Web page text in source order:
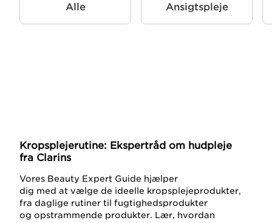
Alle Ansigtspleje
Kropsplejerutine: Ekspertråd om hudpleje
fra Clarins
Vores Beauty Expert Guide hjælper
dig med at vælge de ideelle kropsplejeprodukter,
fra daglige rutiner til fugtighedsprodukter
og opstrammende produkter. Lær, hvordan